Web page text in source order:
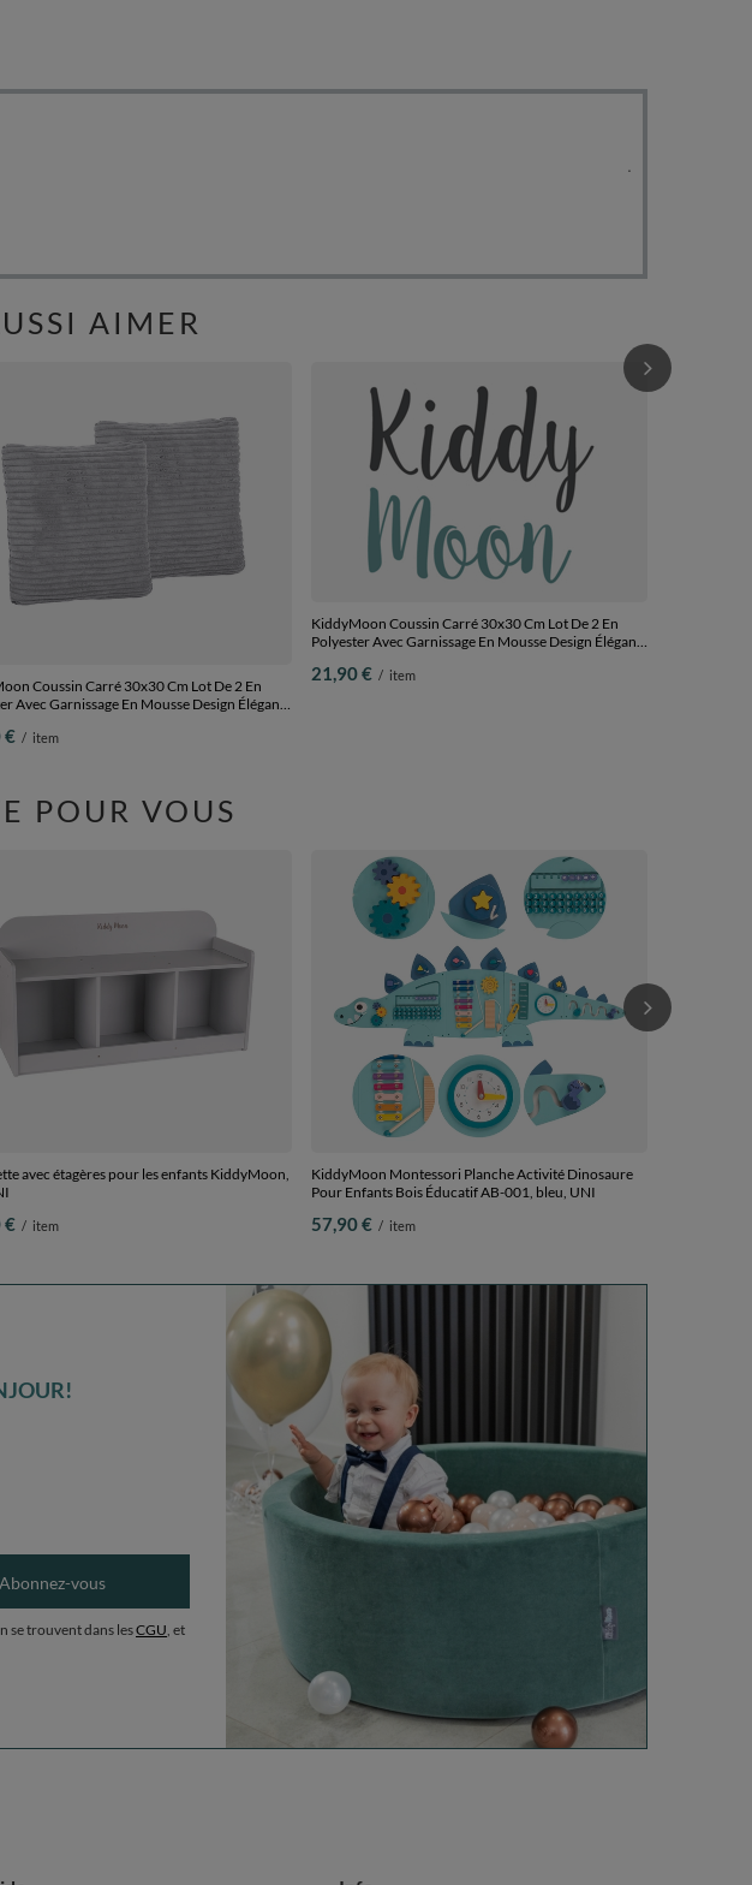
AIMER
Coussin Carré 30x30 Cm Lot De 2 En
Avec Garnissage En Mousse Design Élégant
gris foncé, 2 Oreillers
€ / item
KiddyMoon Coussin Carré 30x30 Cm Lot De 2 En
Polyester Avec Garnissage En Mousse Design Élégant
Et Durable, vert, 2 Oreillers
21,90 € / item
KiddyMoon
POUR VOUS
avec étagères pour les enfants KiddyMoon,
€ / item
KiddyMoon Montessori Planche Activité Dinosaure
Pour Enfants Bois Éducatif AB-001, bleu, UNI
57,90 € / item
Abonnez-vous
se trouvent dans lesCGU , et